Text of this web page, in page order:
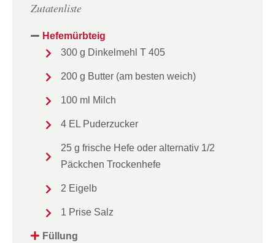
Zutatenliste
Hefemürbteig
300 g Dinkelmehl T 405
200 g Butter (am besten weich)
100 ml Milch
4 EL Puderzucker
25 g frische Hefe oder alternativ 1/2
Päckchen Trockenhefe
2 Eigelb
1 Prise Salz
Füllung